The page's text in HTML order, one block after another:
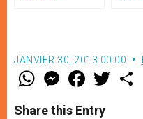
JANVIER 30, 2013 00:00
W
t
M
e
s
F
a
e
w
Share this Entry